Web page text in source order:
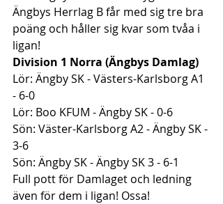
Ängbys Herrlag B får med sig tre bra
poäng och håller sig kvar som tvåa i
ligan!
Division 1 Norra (Ängbys Damlag)
Lör: Ängby SK - Västers-Karlsborg A1
- 6-0
Lör: Boo KFUM - Ängby SK - 0-6
Sön: Väster-Karlsborg A2 - Ängby SK -
3-6
Sön: Ängby SK - Ängby SK 3 - 6-1
Full pott för Damlaget och ledning
även för dem i ligan! Ossa!